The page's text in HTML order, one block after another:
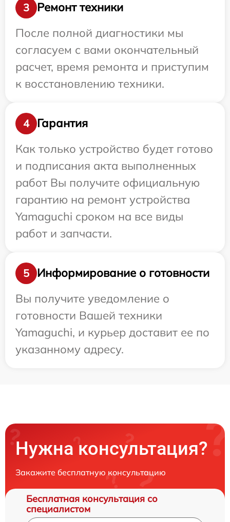
3
Ремонт техники
После полной диагностики мы
согласуем с вами окончательный
расчет, время ремонта и приступим
к восстановлению техники.
4
Гарантия
Как только устройство будет готово
и подписания акта выполненных
работ Вы получите официальную
гарантию на ремонт устройства
Yamaguchi сроком на все виды
работ и запчасти.
5
Информирование о готовности
Вы получите уведомление о
готовности Вашей техники
Yamaguchi, и курьер доставит ее по
указанному адресу.
Нужна консультация?
Закажите бесплатную консультацию
Бесплатная консультация со
специалистом